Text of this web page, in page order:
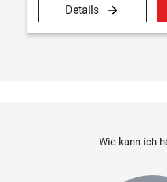
Details
Wie kann ich